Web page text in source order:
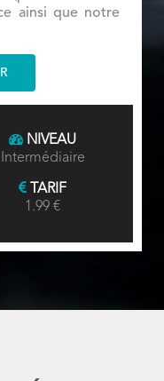
ainsi que notre
NIVEAU
Intermédiaire
TARIF
1.99 €